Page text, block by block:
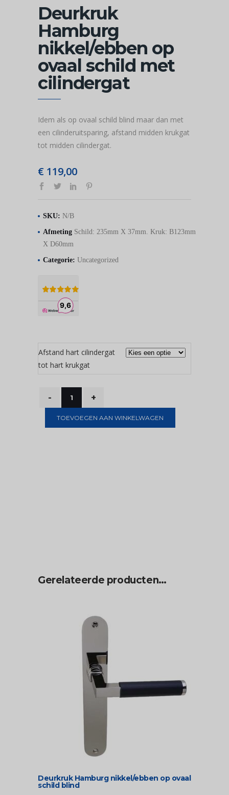
Deurkruk
Hamburg
nikkel/ebben op
ovaal schild met
cilindergat
Idem als op ovaal schild blind maar dan met
een cilinderuitsparing, afstand midden krukgat
tot midden cilindergat.
€ 119,00
SKU: N/B
Afmeting Schild: 235mm X 37mm. Kruk: B123mm
X D60mm
Categorie: Uncategorized
Afstand hart cilindergat
tot hart krukgat
TOEVOEGEN AAN WINKELWAGEN
Gerelateerde producten…
Deurkruk Hamburg nikkel/ebben op ovaal
schild blind